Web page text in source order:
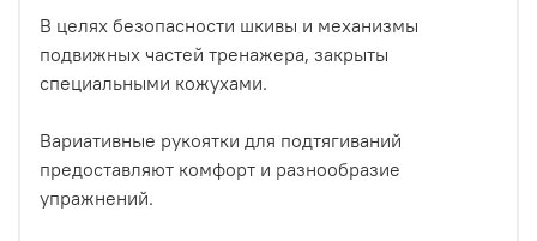
В целях безопасности шкивы и механизмы
подвижных частей тренажера, закрыты
специальными кожухами.
Вариативные рукоятки для подтягиваний
предоставляют комфорт и разнообразие
упражнений.